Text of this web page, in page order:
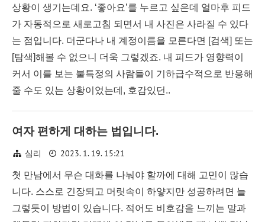
상황이 생기는데요. ‘좋아요’를 누르고 싶은데 얼마후 피드
가 자동적으로 새로고침 되면서 내 사진은 사라질 수 있다
는 점입니다. 더군다나 내 계정이름을 모른다면 [검색] 또는
[탐색]해볼 수 없으니 더욱 그렇겠죠. 내 피드가 영향력이
커서 이를 보는 불특정의 사람들이 기하급수적으로 반응해
줄 수도 있는 상황이었는데, 호감있던..
여자 편하게 대하는 법입니다.
심리 2023. 1. 19. 15:21
첫 만남에서 무슨 대화를 나눠야 할까에 대해 고민이 많습
니다. 스스로 긴장되고 머릿속이 하얗지만 성공하려면 늘
그렇듯이 방법이 있습니다. 적어도 비호감을 느끼는 말과